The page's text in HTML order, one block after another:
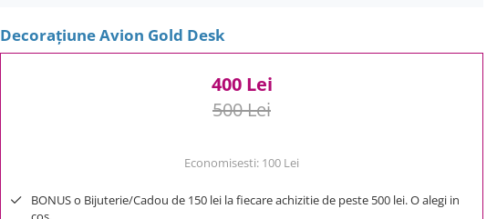
Decorațiune Avion Gold Desk
400 Lei
500 Lei
Economisesti: 100 Lei
BONUS o Bijuterie/Cadou de 150 lei la fiecare achizitie de peste 500 lei. O alegi in